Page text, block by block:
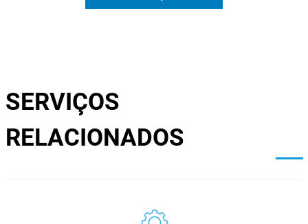
SERVIÇOS
RELACIONADOS